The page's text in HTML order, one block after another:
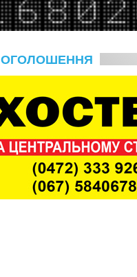
ОГОЛОШЕННЯ